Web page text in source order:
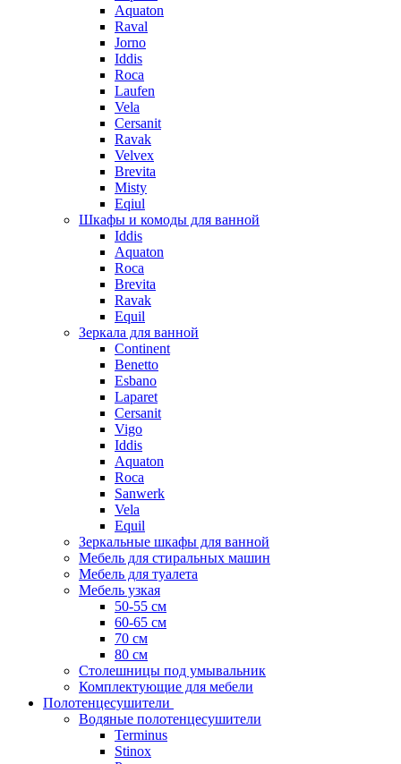
Aquaton
Raval
Jorno
Iddis
Roca
Laufen
Vela
Cersanit
Ravak
Velvex
Brevita
Misty
Eqiul
Шкафы и комоды для ванной
Iddis
Aquaton
Roca
Brevita
Ravak
Equil
Зеркала для ванной
Continent
Benetto
Esbano
Laparet
Cersanit
Vigo
Iddis
Aquaton
Roca
Sanwerk
Vela
Equil
Зеркальные шкафы для ванной
Мебель для стиральных машин
Мебель для туалета
Мебель узкая
50-55 см
60-65 см
70 см
80 см
Столешницы под умывальник
Комплектующие для мебели
Полотенцесушители
Водяные полотенцесушители
Terminus
Stinox